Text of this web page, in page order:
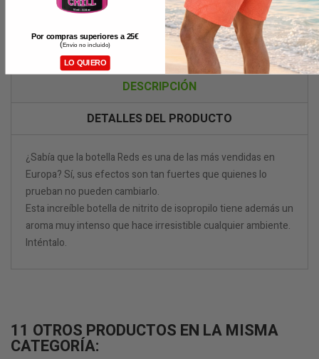
DESCRIPCIÓN
DETALLES DEL PRODUCTO
¿Sabía que la botella Reds es una de las más vendidas en
Europa? Sí, sus efectos son tan fuertes que quienes lo
prueban no pueden cambiarlo.
Esta increíble botella de nitrito de isopropilo tiene además un
aroma muy intenso que hace irresistible cualquier ambiente.
Inténtalo.
11 OTROS PRODUCTOS EN LA MISMA
CATEGORÍA:
Por compras superiores a 25€
(Envío no incluido)
LO QUIERO